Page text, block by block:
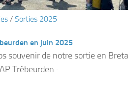
/ Sorties 2025
en juin 2025
souvenir de notre sortie en
Trébeurden :